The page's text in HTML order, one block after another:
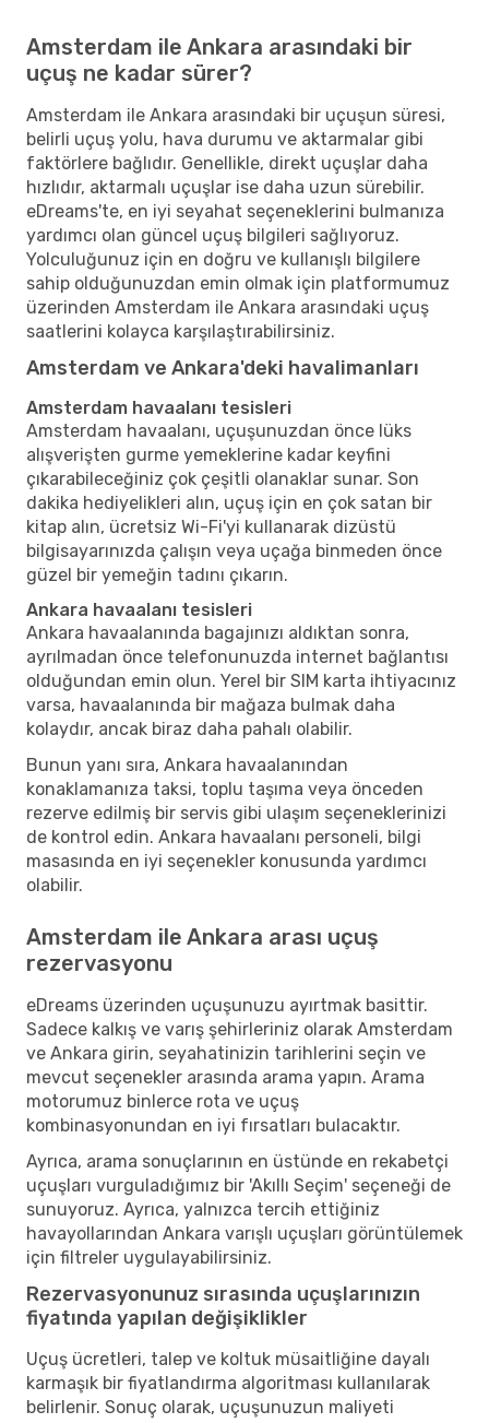
Amsterdam ile Ankara arasındaki bir
uçuş ne kadar sürer?
Amsterdam ile Ankara arasındaki bir uçuşun süresi,
belirli uçuş yolu, hava durumu ve aktarmalar gibi
faktörlere bağlıdır. Genellikle, direkt uçuşlar daha
hızlıdır, aktarmalı uçuşlar ise daha uzun sürebilir.
eDreams'te, en iyi seyahat seçeneklerini bulmanıza
yardımcı olan güncel uçuş bilgileri sağlıyoruz.
Yolculuğunuz için en doğru ve kullanışlı bilgilere
sahip olduğunuzdan emin olmak için platformumuz
üzerinden Amsterdam ile Ankara arasındaki uçuş
saatlerini kolayca karşılaştırabilirsiniz.
Amsterdam ve Ankara'deki havalimanları
Amsterdam havaalanı tesisleri
Amsterdam havaalanı, uçuşunuzdan önce lüks
alışverişten gurme yemeklerine kadar keyfini
çıkarabileceğiniz çok çeşitli olanaklar sunar. Son
dakika hediyelikleri alın, uçuş için en çok satan bir
kitap alın, ücretsiz Wi-Fi'yi kullanarak dizüstü
bilgisayarınızda çalışın veya uçağa binmeden önce
güzel bir yemeğin tadını çıkarın.
Ankara havaalanı tesisleri
Ankara havaalanında bagajınızı aldıktan sonra,
ayrılmadan önce telefonunuzda internet bağlantısı
olduğundan emin olun. Yerel bir SIM karta ihtiyacınız
varsa, havaalanında bir mağaza bulmak daha
kolaydır, ancak biraz daha pahalı olabilir.
Bunun yanı sıra, Ankara havaalanından
konaklamanıza taksi, toplu taşıma veya önceden
rezerve edilmiş bir servis gibi ulaşım seçeneklerinizi
de kontrol edin. Ankara havaalanı personeli, bilgi
masasında en iyi seçenekler konusunda yardımcı
olabilir.
Amsterdam ile Ankara arası uçuş
rezervasyonu
eDreams üzerinden uçuşunuzu ayırtmak basittir.
Sadece kalkış ve varış şehirleriniz olarak Amsterdam
ve Ankara girin, seyahatinizin tarihlerini seçin ve
mevcut seçenekler arasında arama yapın. Arama
motorumuz binlerce rota ve uçuş
kombinasyonundan en iyi fırsatları bulacaktır.
Ayrıca, arama sonuçlarının en üstünde en rekabetçi
uçuşları vurguladığımız bir 'Akıllı Seçim' seçeneği de
sunuyoruz. Ayrıca, yalnızca tercih ettiğiniz
havayollarından Ankara varışlı uçuşları görüntülemek
için filtreler uygulayabilirsiniz.
Rezervasyonunuz sırasında uçuşlarınızın
fiyatında yapılan değişiklikler
Uçuş ücretleri, talep ve koltuk müsaitliğine dayalı
karmaşık bir fiyatlandırma algoritması kullanılarak
belirlenir. Sonuç olarak, uçuşunuzun maliyeti